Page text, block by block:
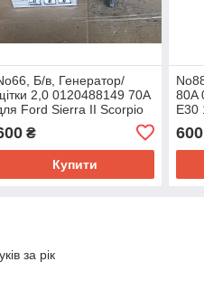
Б/в, Генератор/
2,0 0120488149 70A
Ford Sierra II Scorpio
₴
Купити
80A
E30
600
за рік